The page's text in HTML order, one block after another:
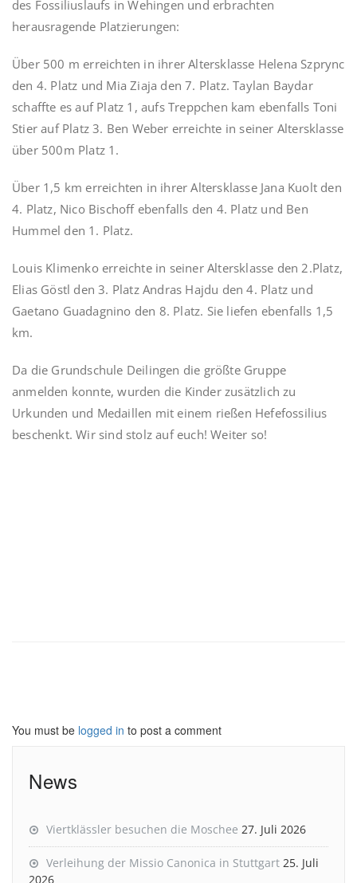
des Fossiliuslaufs in Wehingen und erbrachten
herausragende Platzierungen:
Über 500 m erreichten in ihrer Altersklasse Helena Szprync
den 4. Platz und Mia Ziaja den 7. Platz. Taylan Baydar
schaffte es auf Platz 1, aufs Treppchen kam ebenfalls Toni
Stier auf Platz 3. Ben Weber erreichte in seiner Altersklasse
über 500m Platz 1.
Über 1,5 km erreichten in ihrer Altersklasse Jana Kuolt den
4. Platz, Nico Bischoff ebenfalls den 4. Platz und Ben
Hummel den 1. Platz.
Louis Klimenko erreichte in seiner Altersklasse den 2.Platz,
Elias Göstl den 3. Platz Andras Hajdu den 4. Platz und
Gaetano Guadagnino den 8. Platz. Sie liefen ebenfalls 1,5
km.
Da die Grundschule Deilingen die größte Gruppe
anmelden konnte, wurden die Kinder zusätzlich zu
Urkunden und Medaillen mit einem rießen Hefefossilius
beschenkt. Wir sind stolz auf euch! Weiter so!
You must be logged in to post a comment
News
Viertklässler besuchen die Moschee 27. Juli 2026
Verleihung der Missio Canonica in Stuttgart 25. Juli
2026